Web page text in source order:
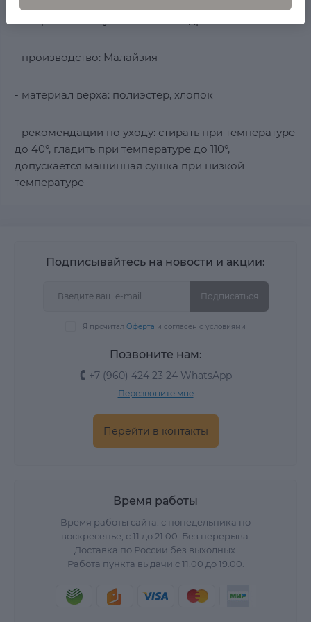
- производство: Малайзия
- материал верха: полиэстер, хлопок
- рекомендации по уходу: стирать при температуре
до 40°, гладить при температуре до 110°,
допускается машинная сушка при низкой
температуре
Подписывайтесь на новости и акции:
Подписаться
Я прочитал Оферта и согласен с условиями
Позвоните нам:
+7 (960) 424 23 24 WhatsApp
Перезвоните мне
Перейти в контакты
Время работы
Время работы сайта: с понедельника по
воскресенье, с 11 до 21.00. Без перерыва.
Доставка по России без выходных.
Работа пункта выдачи с 11.00 до 19.00.